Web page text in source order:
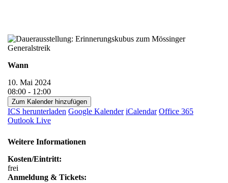
Wann
10. Mai 2024
08:00 - 12:00
Zum Kalender hinzufügen
ICS herunterladen Google Kalender iCalendar Office 365
Outlook Live
Weitere Informationen
Kosten/Eintritt:
frei
Anmeldung & Tickets: